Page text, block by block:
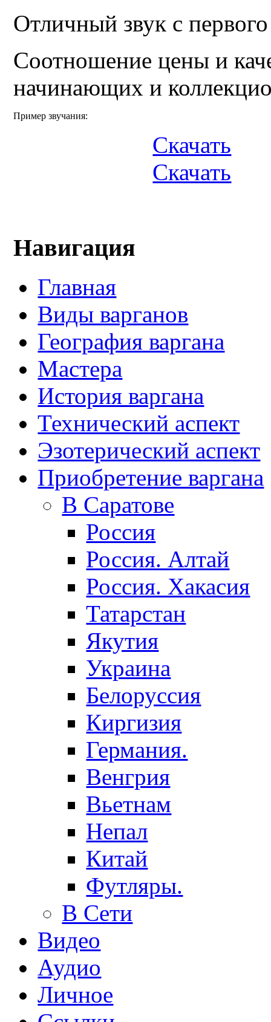
Отличный звук с
Соотношение цены и
начинающих и
Пример звучания:
Скачать
Скачать
Навигация
Главная
Виды варганов
География варгана
Мастера
История варгана
Технический аспект
Эзотерический аспект
Приобретение варгана
В Саратове
Россия
Россия. Алтай
Россия. Хакасия
Татарстан
Якутия
Украина
Белоруссия
Киргизия
Германия.
Венгрия
Вьетнам
Непал
Китай
Футляры.
В Сети
Видео
Аудио
Личное